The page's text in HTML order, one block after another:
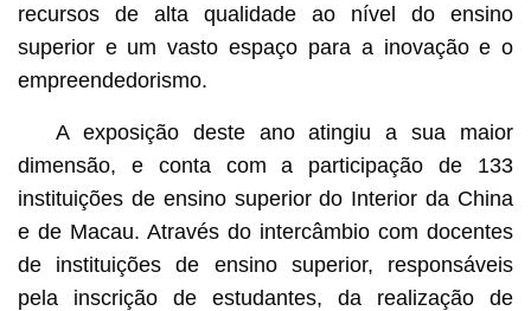
recursos de alta qualidade ao nível do ensino
superior e um vasto espaço para a inovação e o
empreendedorismo.
A exposição deste ano atingiu a sua maior
dimensão, e conta com a participação de 133
instituições de ensino superior do Interior da China
e de Macau. Através do intercâmbio com docentes
de instituições de ensino superior, responsáveis
pela inscrição de estudantes, da realização de